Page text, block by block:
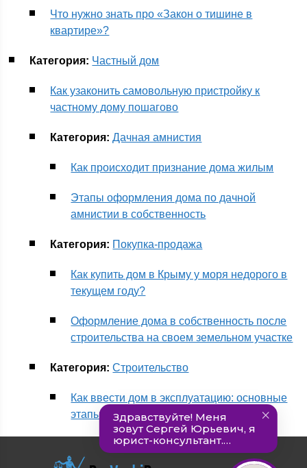
Что нужно знать про «Закон о тишине в
квартире»?
Категория: Частный дом
Как узаконить самовольную пристройку к
частному дому пошагово
Категория: Дачная амнистия
Как происходит признание дома жилым
Этапы оформления дома по дачной
амнистии в собственность
Категория: Покупка-продажа
Как купить дом в Крыму у моря недорого в
текущем году?
Оформление дома в собственность после
строительства на своем земельном участке
Категория: Строительство
Как ввести дом в эксплуатацию: основные
этапы